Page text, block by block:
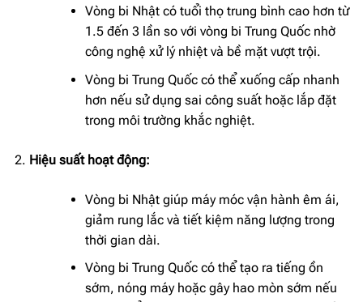
Vòng bi Nhật có tuổi thọ trung bình cao hơn từ
1.5 đến 3 lần so với vòng bi Trung Quốc nhờ
công nghệ xử lý nhiệt và bề mặt vượt trội.
Vòng bi Trung Quốc có thể xuống cấp nhanh
hơn nếu sử dụng sai công suất hoặc lắp đặt
trong môi trường khắc nghiệt.
Hiệu suất hoạt động:
Vòng bi Nhật giúp máy móc vận hành êm ái,
giảm rung lắc và tiết kiệm năng lượng trong
thời gian dài.
Vòng bi Trung Quốc có thể tạo ra tiếng ồn
sớm, nóng máy hoặc gây hao mòn sớm nếu